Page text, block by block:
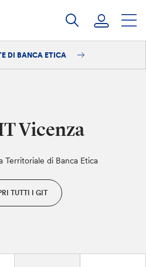
DI BANCA ETICA
Vicenza
Territoriale di Banca Etica
TUTTI I GIT